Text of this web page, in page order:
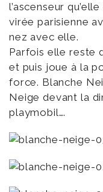
l’ascenseur
virée parisienne
nez avec elle.
Parfois elle reste
et puis joue à la
force. Blanche
Neige devant la
playmobil….